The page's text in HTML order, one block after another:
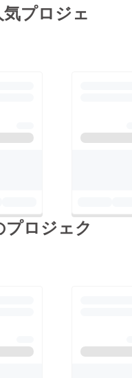
プロジェ
ロジェク